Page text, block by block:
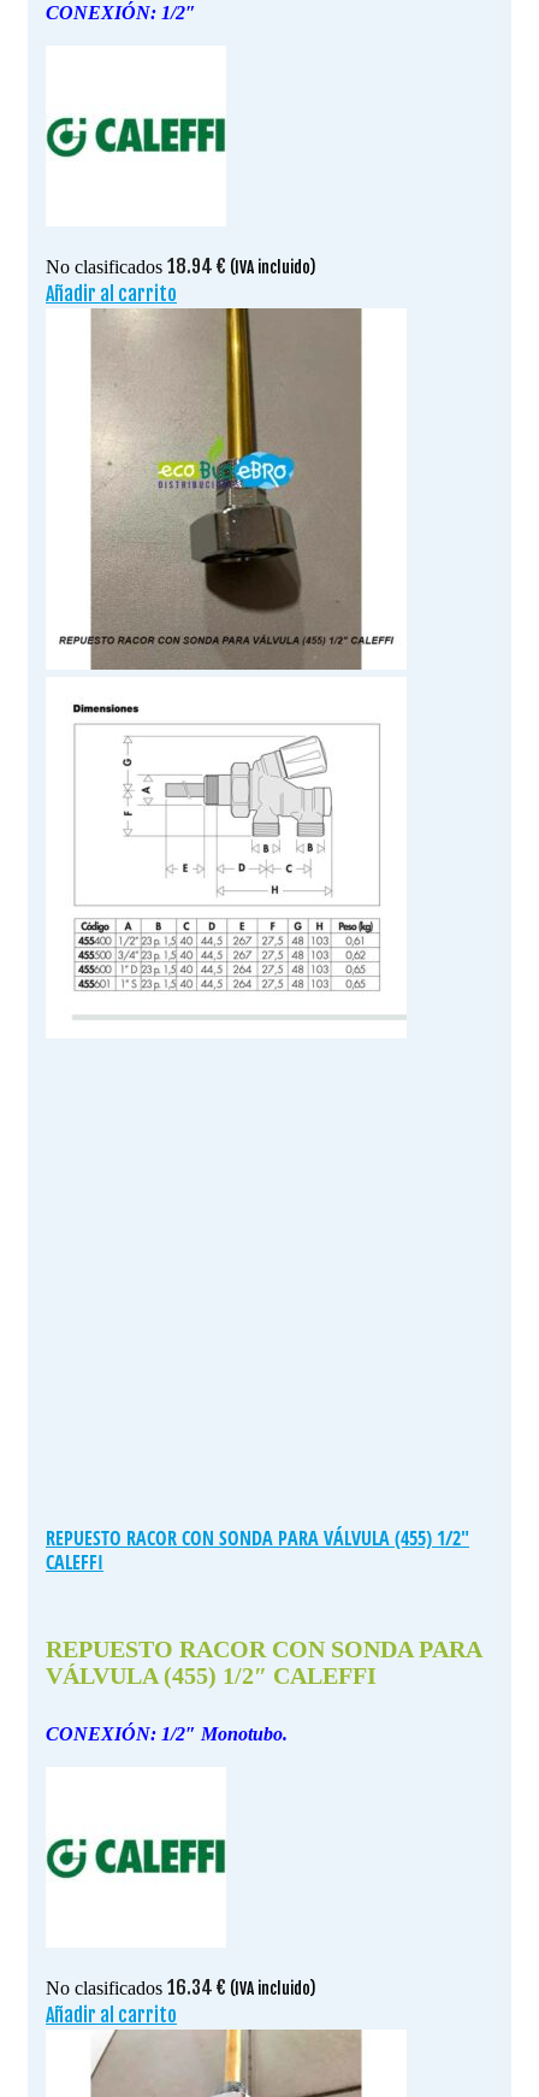
CONEXIÓN: 1/2″
No clasificados 18.94 € (IVA incluido)
Añadir al carrito
REPUESTO RACOR CON SONDA PARA VÁLVULA (455) 1/2″
CALEFFI
REPUESTO RACOR CON SONDA PARA
VÁLVULA (455) 1/2″ CALEFFI
CONEXIÓN: 1/2″ Monotubo.
No clasificados 16.34 € (IVA incluido)
Añadir al carrito